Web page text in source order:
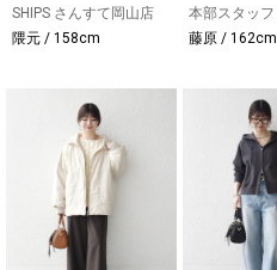
SHIPS さんすて岡山店
隈元 / 158cm
本部スタッフ
藤原 / 162cm